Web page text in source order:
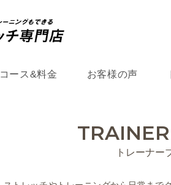
コース&料金 お客様の声
トレーナー